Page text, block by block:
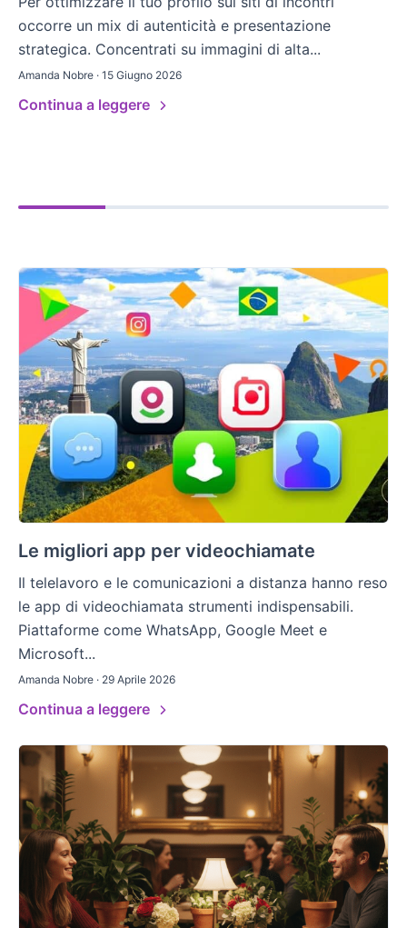
occorre un mix di autenticità e presentazione
strategica. Concentrati su immagini di alta...
Amanda Nobre · 15 Giugno 2026
Continua a leggere
Le migliori app per videochiamate
Il telelavoro e le comunicazioni a distanza hanno reso
le app di videochiamata strumenti indispensabili.
Piattaforme come WhatsApp, Google Meet e
Microsoft...
Amanda Nobre · 29 Aprile 2026
Continua a leggere